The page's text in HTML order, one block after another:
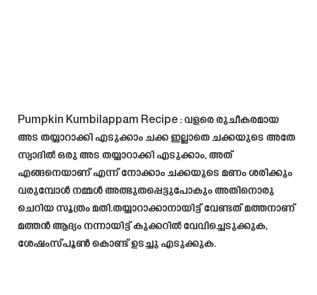
Pumpkin Kumbilappam Recipe : വളരെ രുചീകരമായ
അട തയ്യാറാക്കി എടുക്കാം ചക്ക ഇല്ലാതെ ചക്കയുടെ അതേ
സ്വാദിൽ ഒരു അട തയ്യാറാക്കി എടുക്കാം, അത്
എങ്ങനെയാണ് എന്ന് നോക്കാം ചക്കയുടെ മണം ശരിക്കും
വരുമ്പോൾ നമ്മൾ അത്ഭുതപ്പെട്ടുപോകും അതിനൊരു
ചെറിയ സൂത്രം മതി.തയ്യാറാക്കാനായിട്ട് വേണ്ടത് മത്തനാണ്
മത്തൻ ആദ്യം നന്നായിട്ട് കുക്കറിൽ വേവിച്ചെടുക്കുക,
ശേഷംസ്പൂൺ കൊണ്ട് ഉടച്ചു എടുക്കുക.